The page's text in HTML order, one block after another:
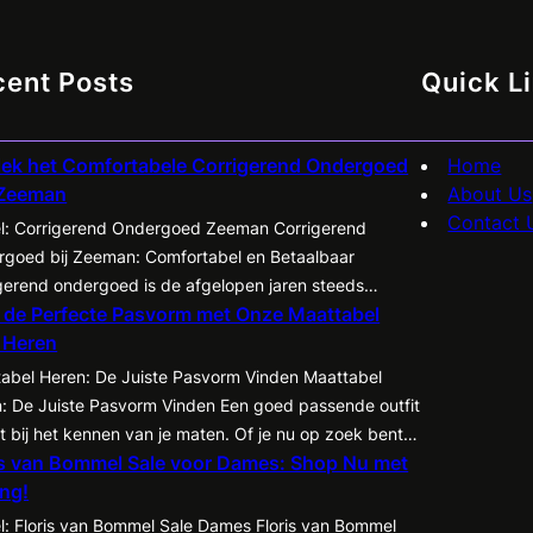
Posts
het Comfortabele Corrigerend Ondergoed
Corrigerend Ondergoed Zeeman Corrigerend
bij Zeeman: Comfortabel en Betaalbaar
ondergoed is de afgelopen jaren steeds
geworden onder zowel mannen als vrouwen.
de mogelijkheid om je figuur op een subtiele
te accentueren en te corrigeren, waardoor kleding
zijn recht komt en je zelfvertrouwen een boost
Een…
Perfecte Pasvorm met Onze Maattabel
Heren: De Juiste Pasvorm Vinden Maattabel
De Juiste Pasvorm Vinden Een goed passende outfit
bij het kennen van je maten. Of je nu op zoek bent
nieuw pak, een casual shirt of een paar jeans, het
om te weten welke maat het beste bij jou past.
van Bommel Sale voor Dames: Shop Nu met
Floris van Bommel Sale Dames Floris van Bommel
Quick
Home
About Us
Contact